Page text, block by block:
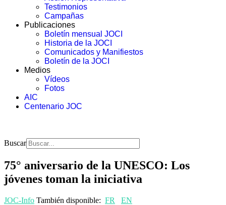
Testimonios
Campañas
Publicaciones
Boletín mensual JOCI
Historia de la JOCI
Comunicados y Manifiestos
Boletín de la JOCI
Medios
Vídeos
Fotos
AIC
Centenario JOC
Buscar
75° aniversario de la UNESCO: Los
jóvenes toman la iniciativa
JOC-Info También disponible: FR EN